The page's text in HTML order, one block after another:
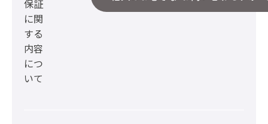
保証
に関
する
内容
につ
いて